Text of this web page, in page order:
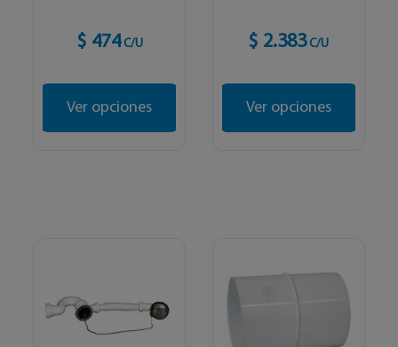
$ 474 C/U
Ver opciones
$ 2.383 C/U
Ver opciones